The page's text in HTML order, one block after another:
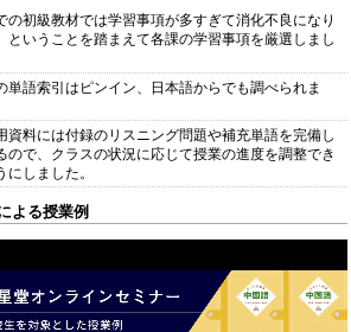
の初級教材では学習事項が多すぎて消化不良になり
ということを踏まえて各課の学習事項を厳選しまし
単語索引はピンイン、日本語からでも調べられま
資料には付録のリスニング問題や補充単語を完備し
ので、クラスの状況に応じて授業の進度を調整でき
にしました。
よる授業例